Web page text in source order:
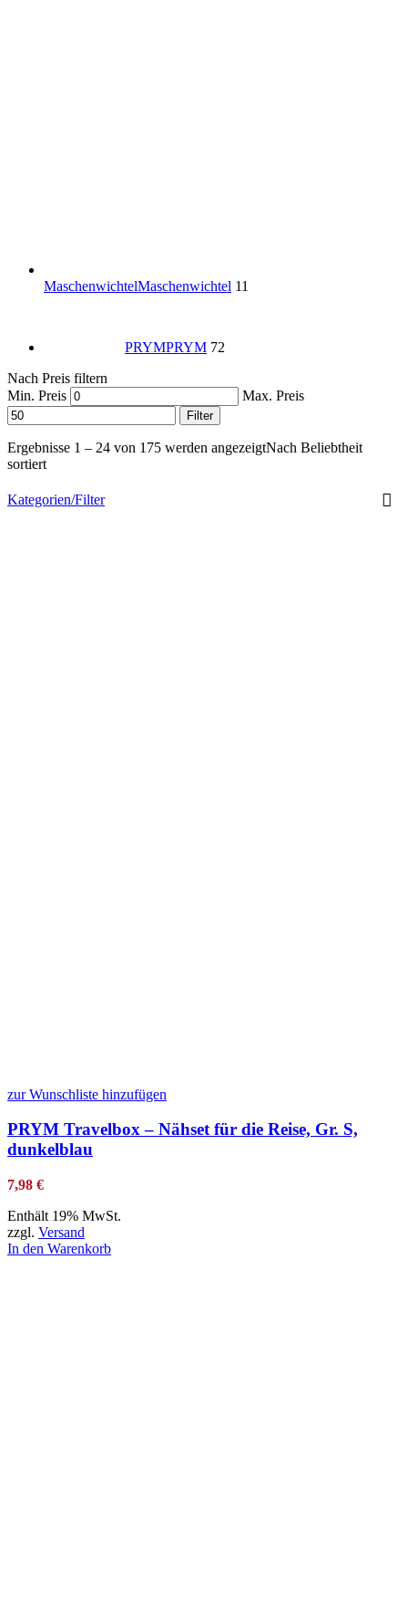
MaschenwichtelMaschenwichtel 11
PRYMPRYM 72
Nach Preis filtern
Min. Preis
Max. Preis
Filter
Ergebnisse 1 – 24 von 175 werden angezeigtNach Beliebtheit
sortiert
Kategorien/Filter
zur Wunschliste hinzufügen
PRYM Travelbox – Nähset für die Reise, Gr. S,
dunkelblau
7,98 €
Enthält 19% MwSt.
zzgl. Versand
In den Warenkorb